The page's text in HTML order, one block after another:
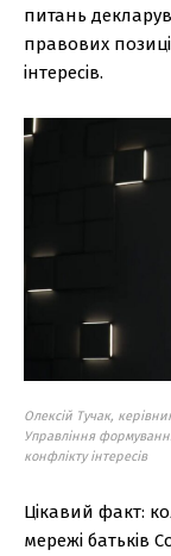
питань
правових
інтересів.
Олексій Тучак,
Управління
конфлікту інтересів
Цікавий факт:
мережі батьків